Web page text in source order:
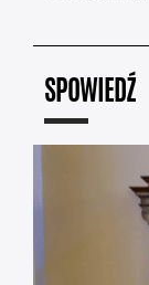
SPOWIEDŹ